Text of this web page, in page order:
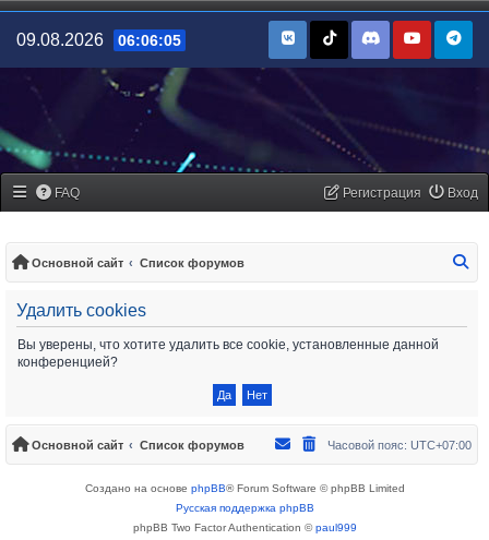
09.08.2026 06:06:05
FAQ Вход
Регистрация
Основной сайт Список форумов
Удалить cookies
Вы уверены, что хотите удалить все cookie, установленные данной
конференцией?
Основной сайт Список форумов Часовой пояс: UTC+07:00
Создано на основе phpBB® Forum Software © phpBB Limited
Русская поддержка phpBB
phpBB Two Factor Authentication ©paul999